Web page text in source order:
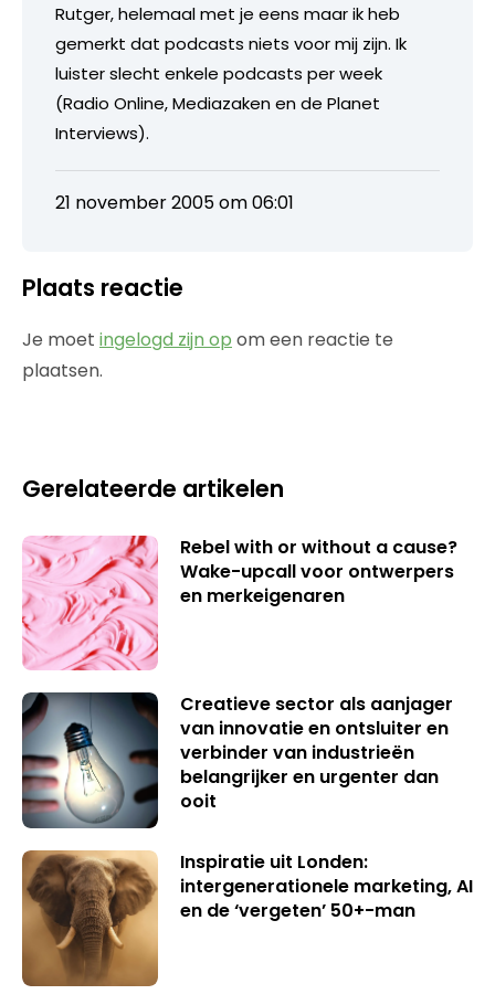
Rutger, helemaal met je eens maar ik heb
gemerkt dat podcasts niets voor mij zijn. Ik
luister slecht enkele podcasts per week
(Radio Online, Mediazaken en de Planet
Interviews).
21 november 2005 om 06:01
Plaats reactie
Je moet ingelogd zijn op om een reactie te
plaatsen.
Gerelateerde artikelen
Rebel with or without a cause?
Wake-upcall voor ontwerpers
en merkeigenaren
Creatieve sector als aanjager
van innovatie en ontsluiter en
verbinder van industrieën
belangrijker en urgenter dan
ooit
Inspiratie uit Londen:
intergenerationele marketing, AI
en de ‘vergeten’ 50+-man